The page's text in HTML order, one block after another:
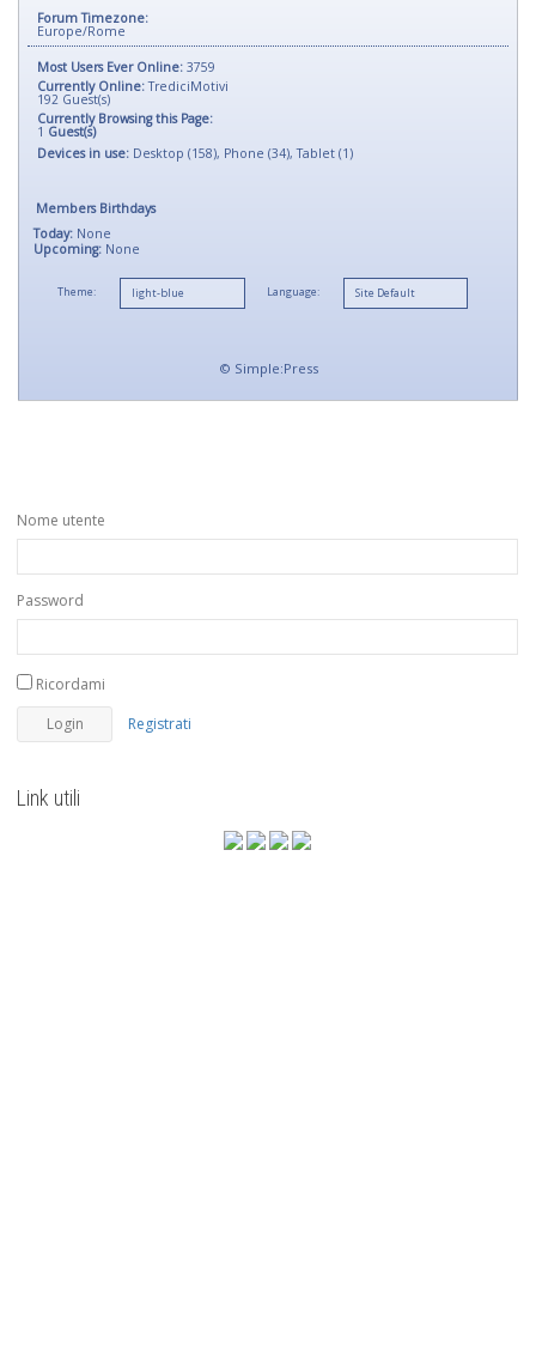
Forum Timezone:
Europe/Rome
Most Users Ever Online: 3759
Currently Online:TrediciMotivi
192 Guest(s)
Currently Browsing this Page:
1 Guest(s)
Devices in use: Desktop (158), Phone (34), Tablet (1)
Members Birthdays
Today: None
Upcoming: None
Theme: Language:
© Simple:Press
Nome utente
Password
Ricordami
Registrati
Link utili